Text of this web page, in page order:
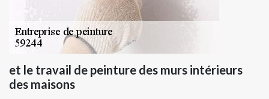
et le travail de peinture des murs intérieurs
des maisons